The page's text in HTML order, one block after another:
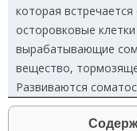
которая
осторовковые
вырабатывающие
вещество,
Развиваются